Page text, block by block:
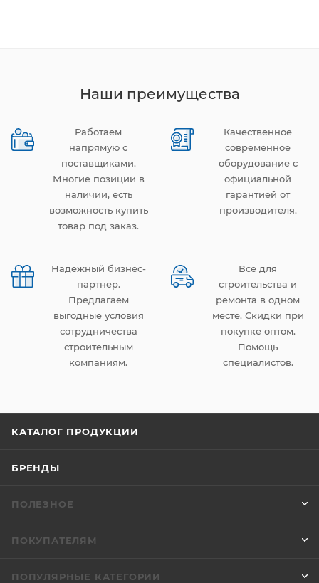
Наши преимущества
Работаем
напрямую с
поставщиками.
Многие позиции в
наличии, есть
возможность купить
товар под заказ.
Качественное
современное
оборудование с
официальной
гарантией от
производителя.
Надежный бизнес-
партнер.
Предлагаем
выгодные условия
сотрудничества
строительным
компаниям.
Все для
строительства и
ремонта в одном
месте. Скидки при
покупке оптом.
Помощь
специалистов.
КАТАЛОГ ПРОДУКЦИИ
БРЕНДЫ
ПОЛЕЗНОЕ
ПОКУПАТЕЛЯМ
ПОПУЛЯРНЫЕ КАТЕГОРИИ